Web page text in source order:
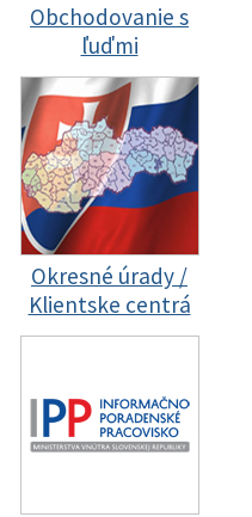
Obchodovanie s
ľuďmi
Okresné úrady /
Klientske centrá